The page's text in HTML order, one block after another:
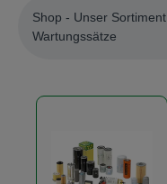
Shop - Unser Sortiment
Wartungssätze